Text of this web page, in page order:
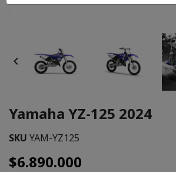

Yamaha YZ-125 2024
SKU YAM-YZ125
$6.890.000